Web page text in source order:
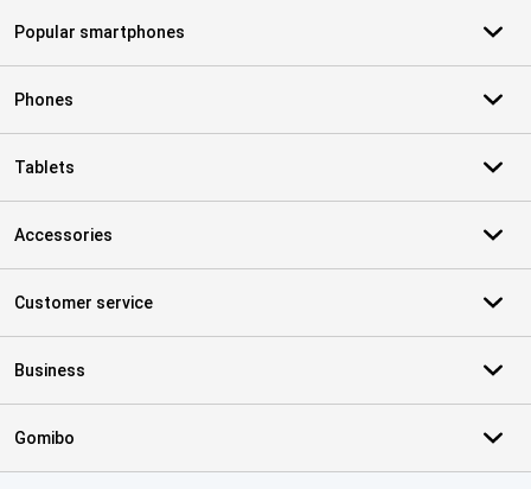
Popular smartphones
Phones
Tablets
Accessories
Customer service
Business
Gomibo